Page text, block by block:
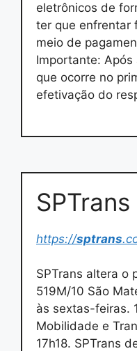
eletrônicos de
ter que enfrentar
meio de
Importante:
que ocorre no
efetivação do
SPTrans
https://sptrans
SPTrans altera o
519M/10 São
às sextas-feiras.
Mobilidade e
17h18. SPTrans